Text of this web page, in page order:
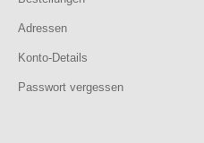
Adressen
Konto-Details
Passwort vergessen